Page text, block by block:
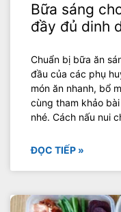
Bữa sáng
đầy đủ dinh
Chuẩn bị bữa ăn
đầu của các phụ
món ăn nhanh, bổ
cùng tham khảo
nhé. Cách nấu nui
ĐỌC TIẾP »